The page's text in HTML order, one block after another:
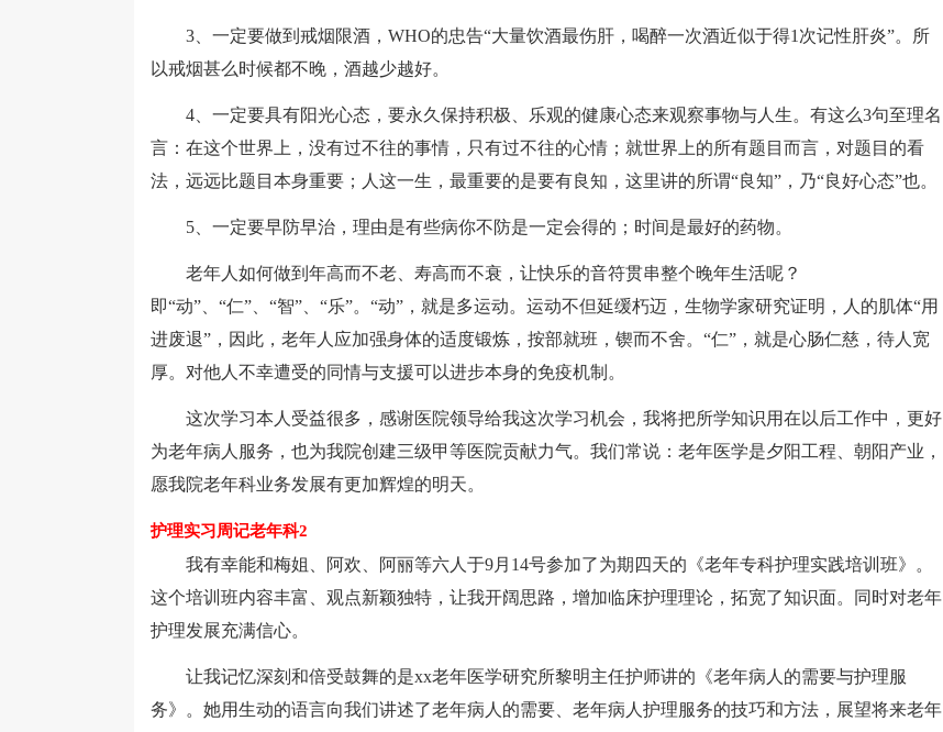
3、一定要做到戒烟限酒，WHO的忠告“大量饮酒最伤肝，喝醉一次酒近似于得1次记性肝炎”。所
以戒烟甚么时候都不晚，酒越少越好。
4、一定要具有阳光心态，要永久保持积极、乐观的健康心态来观察事物与人生。有这么3句至理名
言：在这个世界上，没有过不往的事情，只有过不往的心情；就世界上的所有题目而言，对题目的看
法，远远比题目本身重要；人这一生，最重要的是要有良知，这里讲的所谓“良知”，乃“良好心态”也。
5、一定要早防早治，理由是有些病你不防是一定会得的；时间是最好的药物。
老年人如何做到年高而不老、寿高而不衰，让快乐的音符贯串整个晚年生活呢？
即“动”、“仁”、“智”、“乐”。“动”，就是多运动。运动不但延缓朽迈，生物学家研究证明，人的肌体“用
进废退”，因此，老年人应加强身体的适度锻炼，按部就班，锲而不舍。“仁”，就是心肠仁慈，待人宽
厚。对他人不幸遭受的同情与支援可以进步本身的免疫机制。
这次学习本人受益很多，感谢医院领导给我这次学习机会，我将把所学知识用在以后工作中，更好
为老年病人服务，也为我院创建三级甲等医院贡献力气。我们常说：老年医学是夕阳工程、朝阳产业，
愿我院老年科业务发展有更加辉煌的明天。
护理实习周记老年科2
我有幸能和梅姐、阿欢、阿丽等六人于9月14号参加了为期四天的《老年专科护理实践培训班》。
这个培训班内容丰富、观点新颖独特，让我开阔思路，增加临床护理理论，拓宽了知识面。同时对老年
护理发展充满信心。
让我记忆深刻和倍受鼓舞的是xx老年医学研究所黎明主任护师讲的《老年病人的需要与护理服
务》。她用生动的语言向我们讲述了老年病人的需要、老年病人护理服务的技巧和方法，展望将来老年